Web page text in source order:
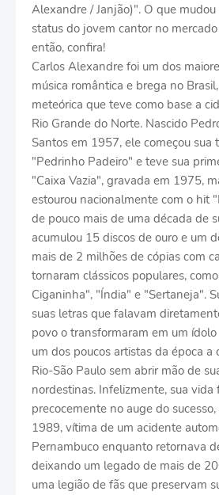
Alexandre / Janjão)". O que
status do jovem cantor no
então, confira!
Carlos Alexandre foi um dos
música romântica e brega no
meteórica que teve como base a
Rio Grande do Norte. Nascido
Santos em 1957, ele começou sua
"Pedrinho Padeiro" e teve sua
"Caixa Vazia", gravada em 1975,
estourou nacionalmente com o hit
de pouco mais de uma década de
acumulou 15 discos de ouro e um
mais de 2 milhões de cópias com
tornaram clássicos populares,
Ciganinha", "Índia" e "Sertaneja".
suas letras que falavam
povo o transformaram em um
um dos poucos artistas da época a
Rio-São Paulo sem abrir mão de
nordestinas. Infelizmente, sua vida
precocemente no auge do
1989, vítima de um acidente
Pernambuco enquanto retornava
deixando um legado de mais de
uma legião de fãs que preservam